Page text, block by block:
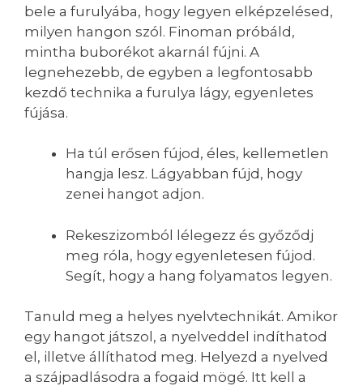
bele a furulyába, hogy legyen elképzelésed,
milyen hangon szól. Finoman próbáld,
mintha buborékot akarnál fújni. A
legnehezebb, de egyben a legfontosabb
kezdő technika a furulya lágy, egyenletes
fújása.
Ha túl erősen fújod, éles, kellemetlen
hangja lesz. Lágyabban fújd, hogy
zenei hangot adjon.
Rekeszizomból lélegezz és győződj
meg róla, hogy egyenletesen fújod.
Segít, hogy a hang folyamatos legyen.
Tanuld meg a helyes nyelvtechnikát. Amikor
egy hangot játszol, a nyelveddel indíthatod
el, illetve állíthatod meg. Helyezd a nyelved
a szájpadlásodra a fogaid mögé. Itt kell a